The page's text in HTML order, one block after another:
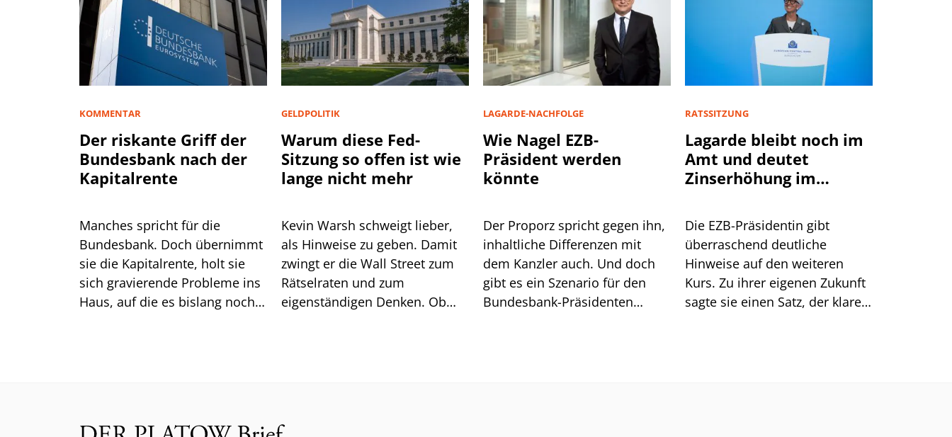
KOMMENTAR
Der riskante Griff der
Bundesbank nach der
Kapitalrente
Manches spricht für die
Bundesbank. Doch übernimmt
sie die Kapitalrente, holt sie
sich gravierende Probleme ins
Haus, auf die es bislang noch
GELDPOLITIK
Warum diese Fed-
Sitzung so offen ist wie
lange nicht mehr
Kevin Warsh schweigt lieber,
als Hinweise zu geben. Damit
zwingt er die Wall Street zum
Rätselraten und zum
eigenständigen Denken. Ob
LAGARDE-NACHFOLGE
Wie Nagel EZB-
Präsident werden
könnte
Der Proporz spricht gegen ihn,
inhaltliche Differenzen mit
dem Kanzler auch. Und doch
gibt es ein Szenario für den
Bundesbank-Präsidenten
RATSSITZUNG
Lagarde bleibt noch im
Amt und deutet
Zinserhöhung im
Die EZB-Präsidentin gibt
überraschend deutliche
Hinweise auf den weiteren
Kurs. Zu ihrer eigenen Zukunft
sagte sie einen Satz, der klarer